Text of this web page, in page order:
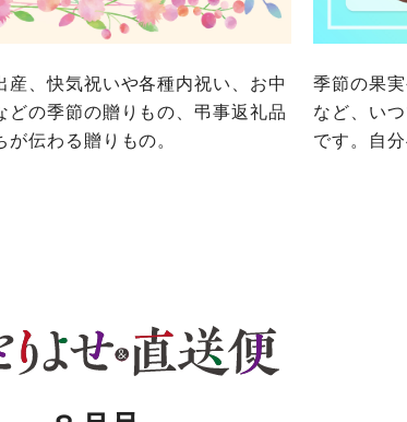
産、快気祝いや各種内祝い、お中
どの季節の贈りもの、弔事返礼品
が伝わる贈りもの。
季節の果
など、い
です。自
民生協 わかやま市民生協
協 ならコープ
協 ならコープ
民生協